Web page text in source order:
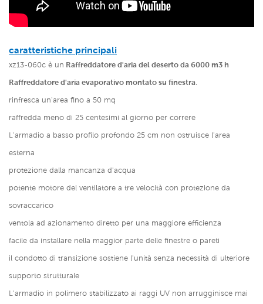
caratteristiche principali
xz13-060c è un Raffreddatore d'aria del deserto da 6000 m3 h
Raffreddatore d'aria evaporativo montato su finestra
rinfresca un'area fino a 50 mq
raffredda meno di 25 centesimi al giorno per correre
L'armadio a basso profilo profondo 25 cm non ostruisce l'area
esterna
protezione dalla mancanza d'acqua
potente motore del ventilatore a tre velocità con protezione da
sovraccarico
ventola ad azionamento diretto per una maggiore efficienza
facile da installare nella maggior parte delle finestre o pareti
il condotto di transizione sostiene l'unità senza necessità di ulteriore
supporto strutturale
L'armadio in polimero stabilizzato ai raggi UV non arrugginisce mai